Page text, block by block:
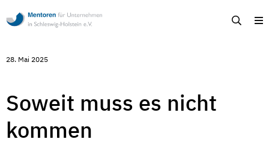
Unternehmensberatung
Schleswig-
Suche
28. Mai 2025
Soweit muss es nicht
kommen